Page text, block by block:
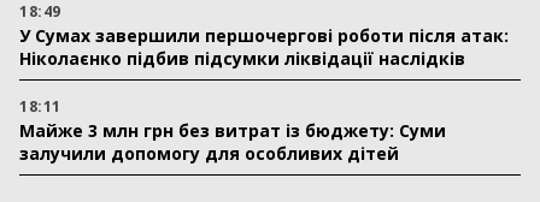
18:49
У Сумах завершили першочергові роботи після атак:
Ніколаєнко підбив підсумки ліквідації наслідків
18:11
Майже 3 млн грн без витрат із бюджету: Суми
залучили допомогу для особливих дітей